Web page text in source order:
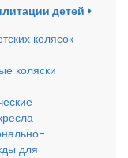
детей
колясок
коляски
для